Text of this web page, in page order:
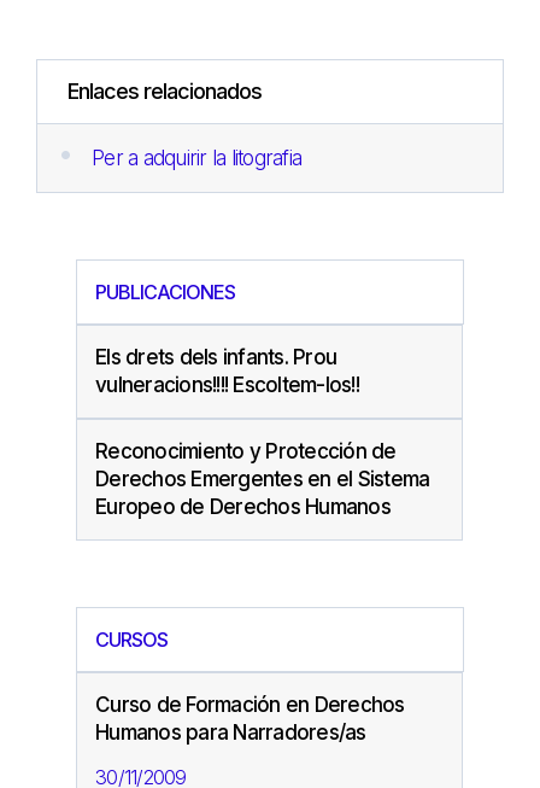
Enlaces relacionados
Per a adquirir la litografia
PUBLICACIONES
Els drets dels infants. Prou
vulneracions!!!! Escoltem-los!!
Reconocimiento y Protección de
Derechos Emergentes en el Sistema
Europeo de Derechos Humanos
CURSOS
Curso de Formación en Derechos
Humanos para Narradores/as
30/11/2009